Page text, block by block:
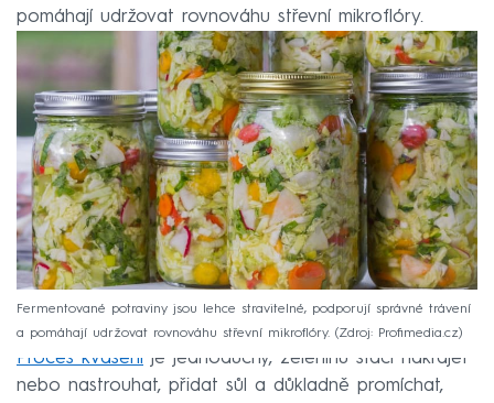
pomáhají udržovat rovnováhu střevní mikroflóry.
Fermentované potraviny jsou lehce stravitelné, podporují správné trávení
a pomáhají udržovat rovnováhu střevní mikroflóry.
Zdroj: Profimedia.cz
Proces kvašení je jednoduchý, zeleninu stačí nakrájet
nebo nastrouhat, přidat sůl a důkladně promíchat,